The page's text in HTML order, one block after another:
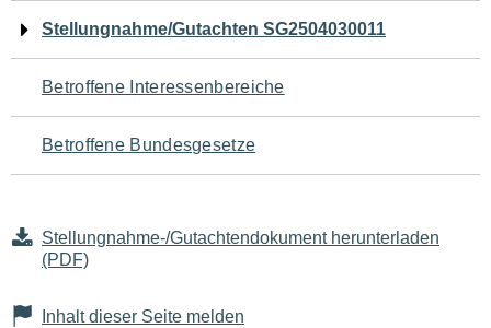
Navigation
für
den
Seiteninhalt
Stellungnahme/Gutachten SG2504030011
Betroffene Interessenbereiche
Betroffene Bundesgesetze
Stellungnahme-/Gutachtendokument herunterladen
(PDF)
Inhalt dieser Seite melden